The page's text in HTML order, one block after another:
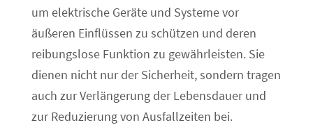
um elektrische Geräte und Systeme vor
äußeren Einflüssen zu schützen und deren
reibungslose Funktion zu gewährleisten. Sie
dienen nicht nur der Sicherheit, sondern tragen
auch zur Verlängerung der Lebensdauer und
zur Reduzierung von Ausfallzeiten bei.